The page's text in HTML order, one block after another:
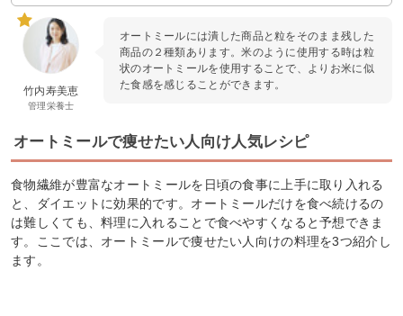
竹内寿美恵
管理栄養士
オートミールには潰した商品と粒をそのまま残した
商品の２種類あります。米のように使用する時は粒
状のオートミールを使用することで、よりお米に似
た食感を感じることができます。
オートミールで痩せたい人向け人気レシピ
食物繊維が豊富なオートミールを日頃の食事に上手に取り入れる
と、ダイエットに効果的です。オートミールだけを食べ続けるの
は難しくても、料理に入れることで食べやすくなると予想できま
す。ここでは、オートミールで痩せたい人向けの料理を3つ紹介し
ます。